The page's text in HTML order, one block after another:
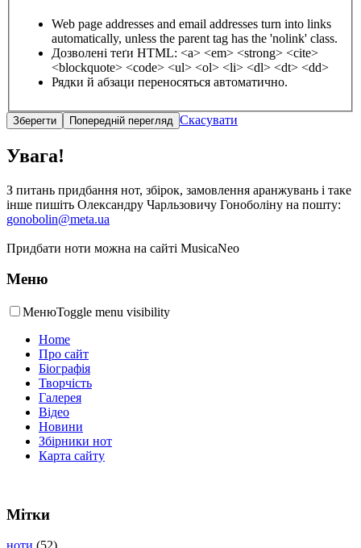
Web page addresses and email addresses turn into links
automatically, unless the parent tag has the 'nolink' class.
Дозволені теґи HTML: <a> <em> <strong> <cite>
<blockquote> <code> <ul> <ol> <li> <dl> <dt> <dd>
Рядки й абзаци переносяться автоматично.
Скасувати
Увага!
З питань придбання нот, збірок, замовлення аранжувань і таке
інше пишіть Олександру Чарльзовичу Гоноболіну на пошту:
gonobolin@meta.ua
Придбати ноти можна на сайті MusicaNeo
Меню
МенюToggle menu visibility
Home
Про сайт
Біографія
Творчість
Галерея
Відео
Новини
Збірники нот
Карта сайту
Мітки